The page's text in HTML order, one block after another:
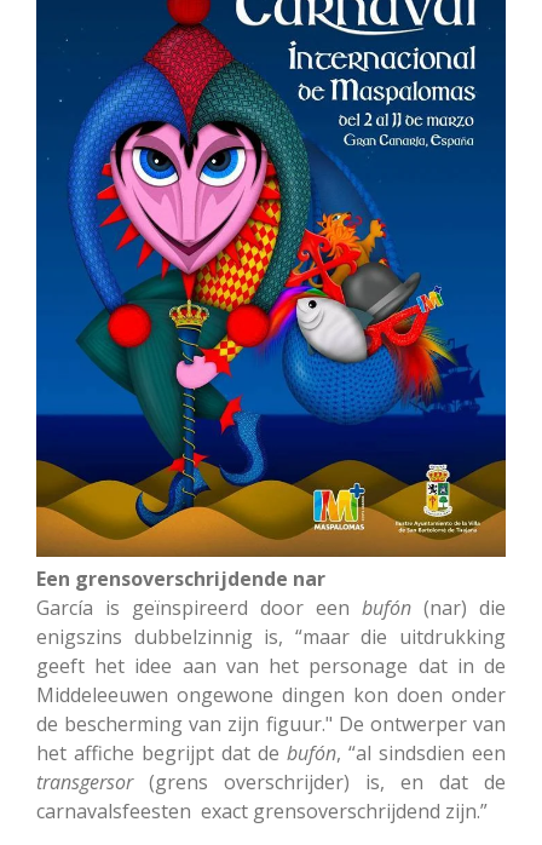
Een grensoverschrijdende nar
García is geïnspireerd door een bufón (nar) die
enigszins dubbelzinnig is, “maar die uitdrukking
geeft het idee aan van het personage dat in de
Middeleeuwen ongewone dingen kon doen onder
de bescherming van zijn figuur." De ontwerper van
het affiche begrijpt dat de bufón, “al sindsdien een
transgersor (grens overschrijder) is, en dat de
carnavalsfeesten exact grensoverschrijdend zijn.”